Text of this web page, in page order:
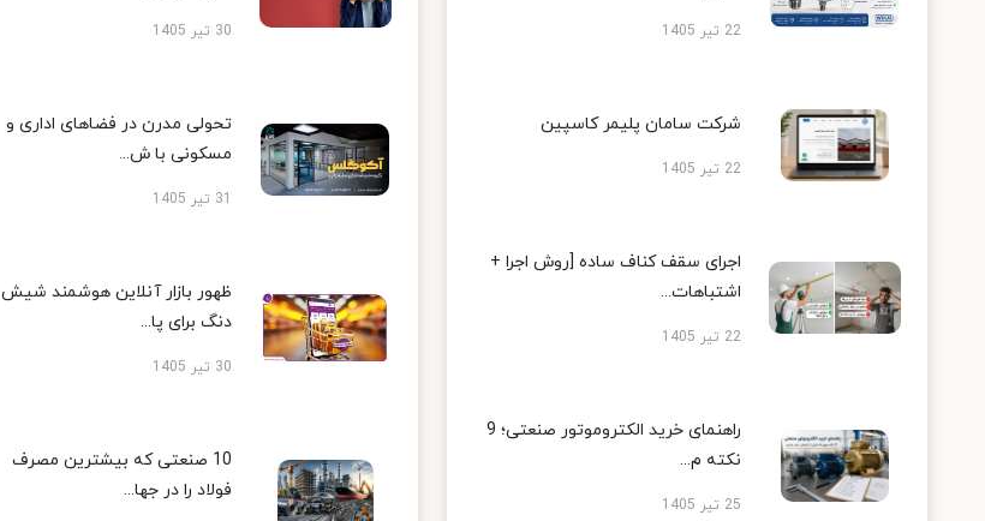
22 تیر 1405
شرکت سامان پلیمر کاسپین
22 تیر 1405
اجرای سقف کناف ساده [روش اجرا +
اشتباهات...
22 تیر 1405
راهنمای خرید الکتروموتور صنعتی؛ 9
نکته م...
25 تیر 1405
30 تیر 1405
تحولی مدرن در فضاهای اداری و
مسکونی با ش...
31 تیر 1405
ظهور بازار آنلاین هوشمند شیش
دنگ برای پا...
30 تیر 1405
10 صنعتی که بیشترین مصرف
فولاد را در جها...